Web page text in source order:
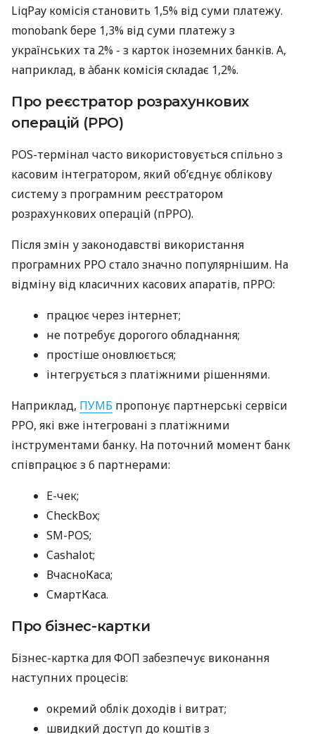
LiqPay комісія становить 1,5% від суми платежу.
monobank бере 1,3% від суми платежу з
українських та 2% - з карток іноземних банків. А,
наприклад, в àбанк комісія складає 1,2%.
Про реєстратор розрахункових
операцій (РРО)
POS-термінал часто використовується спільно з
касовим інтегратором, який об’єднує облікову
систему з програмним реєстратором
розрахункових операцій (пРРО).
Після змін у законодавстві використання
програмних РРО стало значно популярнішим. На
відміну від класичних касових апаратів, пРРО:
працює через інтернет;
не потребує дорогого обладнання;
простіше оновлюється;
інтегрується з платіжними рішеннями.
Наприклад, ПУМБ пропонує партнерські сервіси
РРО, які вже інтегровані з платіжними
інструментами банку. На поточний момент банк
співпрацює з 6 партнерами:
E-чек;
CheckBox;
SM-POS;
Cashalot;
ВчасноКаса;
СмартКаса.
Про бізнес-картки
Бізнес-картка для ФОП забезпечує виконання
наступних процесів:
окремий облік доходів і витрат;
швидкий доступ до коштів з